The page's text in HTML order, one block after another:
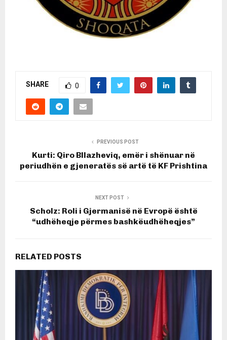
SHARE 0
PREVIOUS POST
Kurti: Qiro Bllazheviq, emër i shënuar në
periudhën e gjeneratës së artë të KF Prishtina
NEXT POST
Scholz: Roli i Gjermanisë në Evropë është
“udhëheqje përmes bashkëudhëheqjes”
RELATED POSTS